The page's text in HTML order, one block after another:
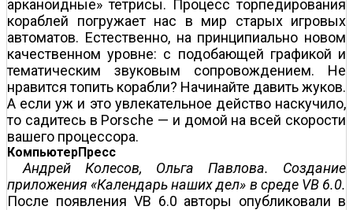
арканоидные» тетрисы. Процесс торпедирования
кораблей погружает нас в мир старых игровых
автоматов. Естественно, на принципиально новом
качественном уровне: с подобающей графикой и
тематическим звуковым сопровождением. Не
нравится топить корабли? Начинайте давить жуков.
А если уж и это увлекательное действо наскучило,
то садитесь в Porsche — и домой на всей скорости
вашего процессора.
КомпьютерПресс
Андрей Колесов, Ольга Павлова. Создание
приложения «Календарь наших дел» в среде VB 6.0.
После появления VB 6.0 авторы опубликовали в